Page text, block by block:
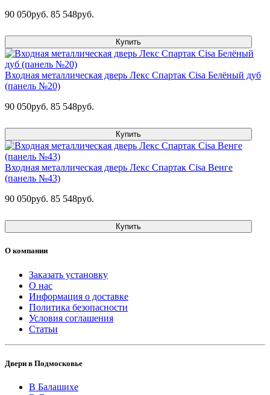
90 050руб. 85 548руб.
Купить
Входная металлическая дверь Лекс Спартак Cisa Белёный дуб
(панель №20)
90 050руб. 85 548руб.
Купить
Входная металлическая дверь Лекс Спартак Cisa Венге
(панель №43)
90 050руб. 85 548руб.
Купить
О компании
Заказать установку
О нас
Информация о доставке
Политика безопасности
Условия соглашения
Статьи
Двери в Подмосковье
В Балашихе